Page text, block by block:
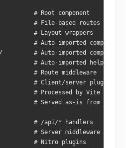
# /api/* 接口
# 服务端中间件
# Nitro 插件
# 框架配置
# 从 .nuxt/ 继承
导入
不是 Vite。服务端接口都写在这里。
# /api/* 端點
# 伺服器中介層
# Nitro 外掛
# 框架設定
# 由 .nuxt/ 繼承
Vite，伺服器端點都寫於此。
# Root component
# File-based routes
# Layout wrappers
# Auto-imported components
# Auto-imported
# Auto-imported helpers
# Route middleware
# Client/server plugins
# Processed by Vite
# Served as-is from /
# /api/* handlers
# Server middleware
# Nitro plugins